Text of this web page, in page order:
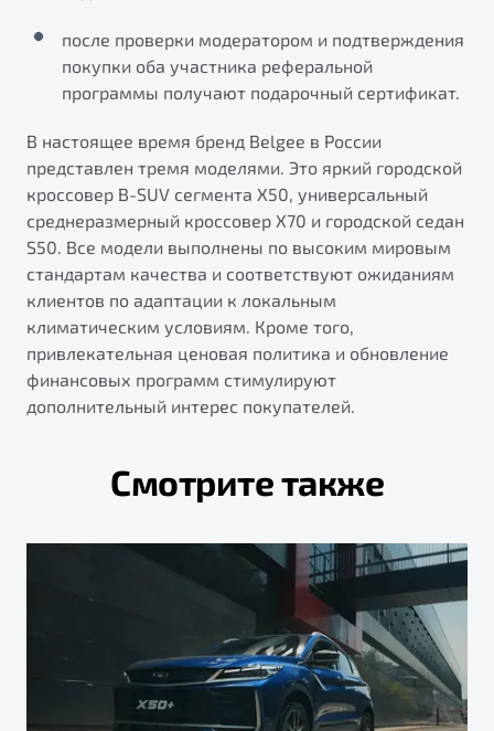
Универсальный кроссовер
от 2 499 990 ₽*
Обзор В наличии
Калькулятор ТО
Клиентская поддержка
после проверки модератором и подтверждения
покупки оба участника реферальной
программы получают подарочный сертификат.
В настоящее время бренд Belgee в России
представлен тремя моделями. Это яркий городской
кроссовер B-SUV сегмента X50, универсальный
среднеразмерный кроссовер X70 и городской седан
S50. Все модели выполнены по высоким мировым
стандартам качества и соответствуют ожиданиям
клиентов по адаптации к локальным
климатическим условиям. Кроме того,
привлекательная ценовая политика и обновление
финансовых программ стимулируют
дополнительный интерес покупателей.
Смотрите также